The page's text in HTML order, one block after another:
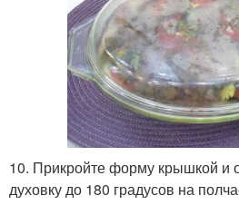
10. Прикройте форму крышкой и
духовку до 180 градусов на